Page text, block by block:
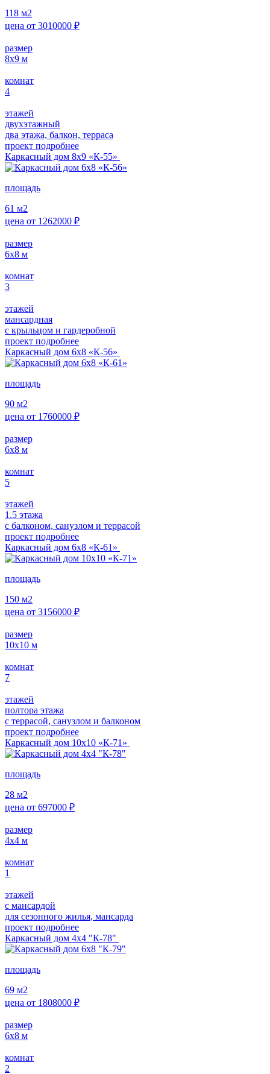
118 м2
цена от 3010000 ₽
размер
8х9 м
комнат
4
этажей
двухэтажный
два этажа, балкон, терраса
проект подробнее
Каркасный дом 8х9 «К-55»
площадь
61 м2
цена от 1262000 ₽
размер
6х8 м
комнат
3
этажей
мансардная
с крыльцом и гардеробной
проект подробнее
Каркасный дом 6х8 «К-56»
площадь
90 м2
цена от 1760000 ₽
размер
6х8 м
комнат
5
этажей
1.5 этажа
с балконом, санузлом и террасой
проект подробнее
Каркасный дом 6х8 «К-61»
площадь
150 м2
цена от 3156000 ₽
размер
10х10 м
комнат
7
этажей
полтора этажа
с террасой, санузлом и балконом
проект подробнее
Каркасный дом 10х10 «К-71»
площадь
28 м2
цена от 697000 ₽
размер
4х4 м
комнат
1
этажей
с мансардой
для сезонного жилья, мансарда
проект подробнее
Каркасный дом 4х4 "К-78"
площадь
69 м2
цена от 1808000 ₽
размер
6х8 м
комнат
2